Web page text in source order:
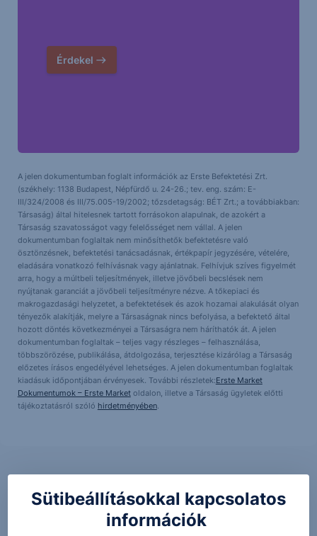
Érdekel
A jelen dokumentumban foglalt információk az Erste Befektetési Zrt.
(székhely: 1138 Budapest, Népfürdő u. 24-26.; tev. eng. szám: E-
III/324/2008 és III/75.005-19/2002; tőzsdetagság: BÉT Zrt.; a továbbiakban:
Társaság) által hitelesnek tartott forrásokon alapulnak, de azokért a
Társaság szavatosságot vagy felelősséget nem vállal. A jelen
dokumentumban foglaltak nem minősíthetők befektetésre való
ösztönzésnek, befektetési tanácsadásnak, értékpapír jegyzésére, vételére,
eladására vonatkozó felhívásnak vagy ajánlatnak. Felhívjuk szíves figyelmét
arra, hogy a múltbeli teljesítmények, illetve jövőbeli becslések nem
nyújtanak garanciát a jövőbeli teljesítményre nézve. A tőkepiaci és
makrogazdasági helyzetet, a befektetések és azok hozamai alakulását olyan
tényezők alakítják, melyre a Társaságnak nincs befolyása, a befektető által
hozott döntés következményei a Társaságra nem háríthatók át. A jelen
dokumentumban foglaltak – teljes vagy részleges – felhasználása,
többszörözése, publikálása, átdolgozása, terjesztése kizárólag a Társaság
előzetes írásos engedélyével lehetséges. A jelen dokumentumban foglaltak
kiadásuk időpontjában érvényesek. További részletek:Erste Market
Dokumentumok – Erste Marketoldalon, illetve a Társaság ügyletek előtti
tájékoztatásról szóló hirdetményében.
Sütibeállításokkal kapcsolatos
információk